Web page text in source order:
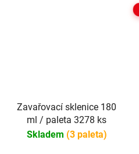
Zavařovací sklenice 180
ml / paleta 3278 ks
Skladem (3 paleta)